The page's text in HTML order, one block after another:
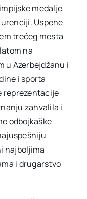
medalje
Uspehe
trećeg mesta
na
u Azerbejdžanu i
i sporta
reprezentacije
zahvalila i
odbojkaške
najboljima
i drugarstvo